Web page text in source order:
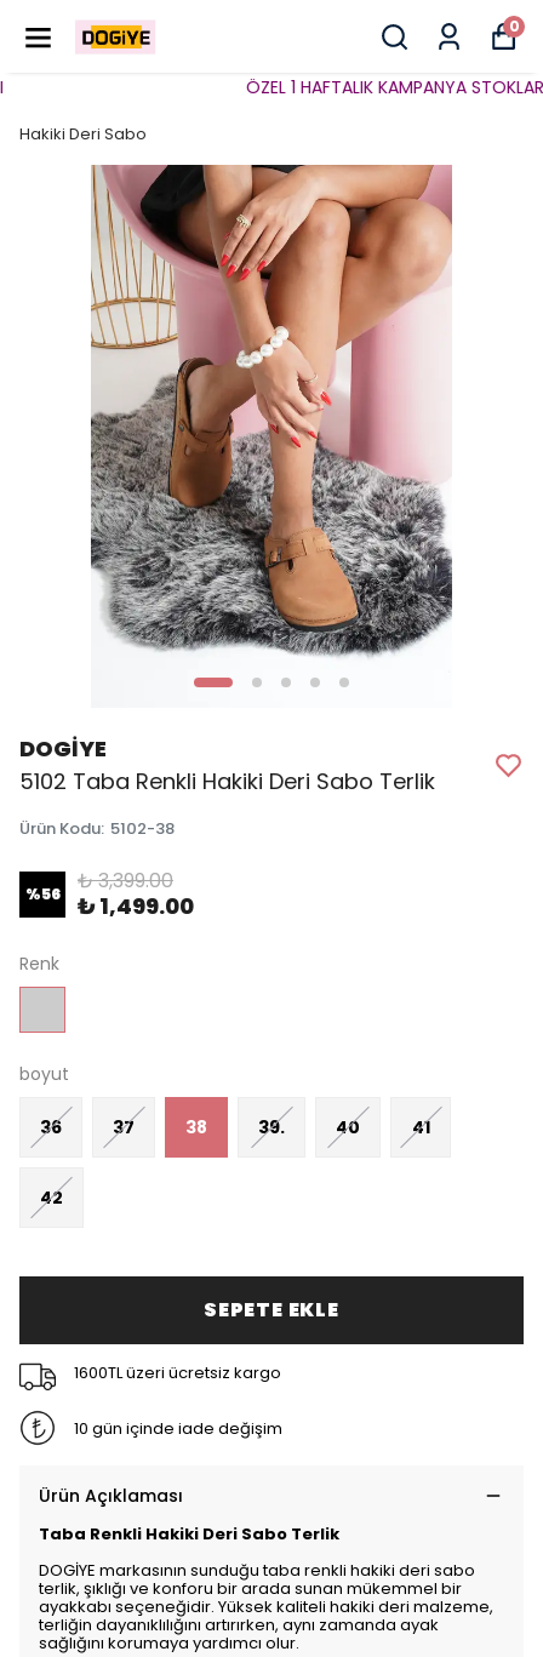
0
ÖZEL 1 HAFTALIK KAMPANYA
Hakiki Deri Sabo
DOGİYE
5102 Taba Renkli Hakiki Deri Sabo Terlik
Ürün Kodu: 5102-38
%56 ₺ 3,399.00
₺ 1,499.00
Renk
boyut
36 37 38 39. 40 41
42
SEPETE EKLE
1600TL üzeri ücretsiz kargo
10 gün içinde iade değişim
Ürün Açıklaması
Taba Renkli Hakiki Deri Sabo Terlik
DOGİYE markasının sunduğu taba renkli hakiki deri sabo
terlik, şıklığı ve konforu bir arada sunan mükemmel bir
ayakkabı seçeneğidir. Yüksek kaliteli hakiki deri malzeme,
terliğin dayanıklılığını artırırken, aynı zamanda ayak
sağlığını korumaya yardımcı olur.